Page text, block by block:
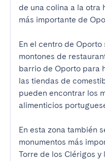
de una colina a la otra
más importante de
En el centro de
montones de
barrio de Oporto para
las tiendas de
pueden encontrar los
alimenticios
En esta zona también
monumentos más
Torre de los Clérigos